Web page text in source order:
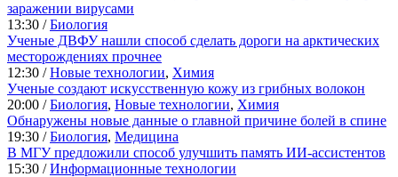
заражении вирусами
13:30 /Биология
Ученые ДВФУ нашли способ сделать дороги на арктических
месторождениях прочнее
12:30 /Новые технологии, Химия
Ученые создают искусственную кожу из грибных волокон
20:00 /Биология, Новые технологии, Химия
Обнаружены новые данные о главной причине болей в спине
19:30 /Биология, Медицина
В МГУ предложили способ улучшить память ИИ-ассистентов
15:30 /Информационные технологии